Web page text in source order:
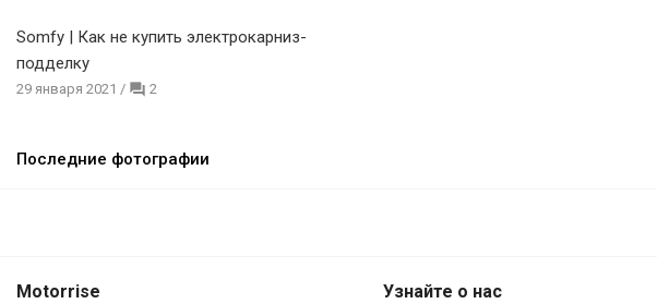
Somfy | Как не купить электрокарниз-
подделку
29 января 2021 / 2
Последние фотографии
Motorrise Узнайте о нас